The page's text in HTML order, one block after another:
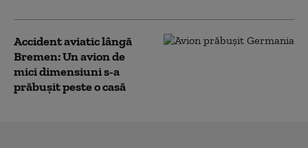
Accident aviatic lângă
Bremen: Un avion de
mici dimensiuni s-a
prăbuşit peste o casă